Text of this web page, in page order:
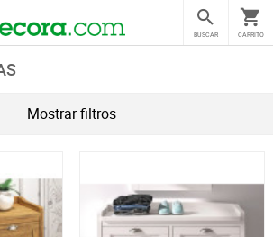
CARRITO
BUSCAR
Mostrar filtros